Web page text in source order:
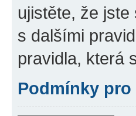
ujistěte, že
s dalšími
pravidla, která
Podmínky